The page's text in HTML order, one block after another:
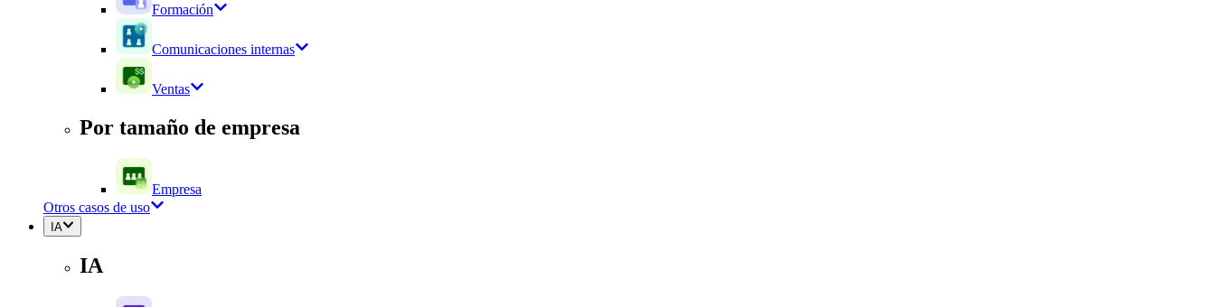
Formación
Comunicaciones internas
Ventas
Por tamaño de empresa
Empresa
Otros casos de uso
IA
IA